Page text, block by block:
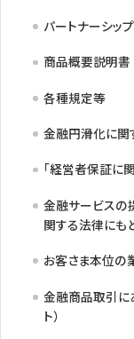
パートナーシッ
商品概要説明書
各種規定等
金融円滑化に関
「経営者保証に
金融サービスの
関する法律にも
お客さま本位の
金融商品取引に
ト）